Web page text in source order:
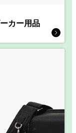
カー用品